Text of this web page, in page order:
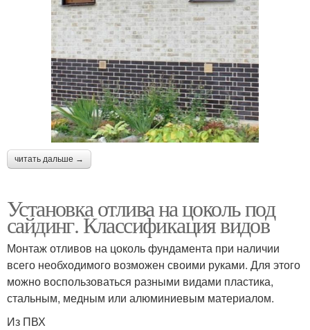
читать дальше →
Установка отлива на цоколь под
сайдинг. Классификация видов
Монтаж отливов на цоколь фундамента при наличии
всего необходимого возможен своими руками. Для этого
можно воспользоваться разными видами пластика,
стальным, медным или алюминиевым материалом.
Из ПВХ